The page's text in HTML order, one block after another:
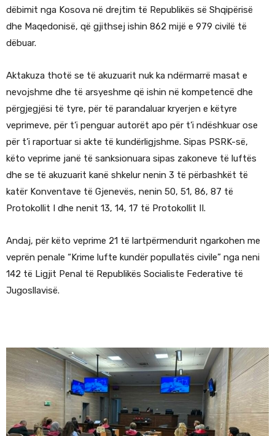
dëbimit nga Kosova në drejtim të Republikës së Shqipërisë
dhe Maqedonisë, që gjithsej ishin 862 mijë e 979 civilë të
dëbuar.
Aktakuza thotë se të akuzuarit nuk ka ndërmarrë masat e
nevojshme dhe të arsyeshme që ishin në kompetencë dhe
përgjegjësi të tyre, për të parandaluar kryerjen e këtyre
veprimeve, për t’i penguar autorët apo për t’i ndëshkuar ose
për t’i raportuar si akte të kundërligjshme. Sipas PSRK-së,
këto veprime janë të sanksionuara sipas zakoneve të luftës
dhe se të akuzuarit kanë shkelur nenin 3 të përbashkët të
katër Konventave të Gjenevës, nenin 50, 51, 86, 87 të
Protokollit I dhe nenit 13, 14, 17 të Protokollit II.
Andaj, për këto veprime 21 të lartpërmendurit ngarkohen me
veprën penale “Krime lufte kundër popullatës civile” nga neni
142 të Ligjit Penal të Republikës Socialiste Federative të
Jugosllavisë.